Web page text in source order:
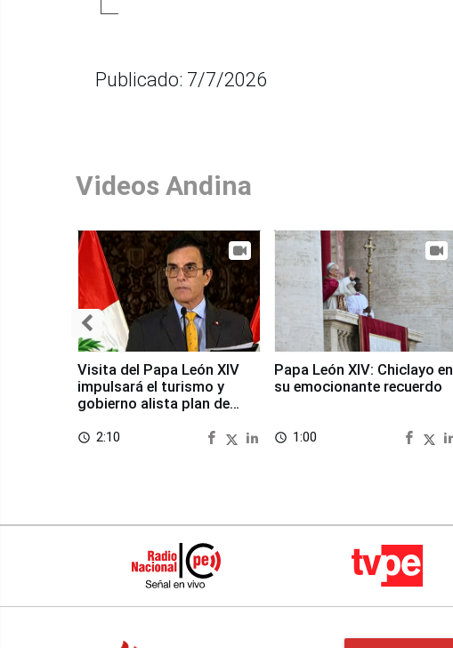
Publicado: 7/7/2026
Videos Andina
Visita del Papa León XIV
impulsará el turismo y
gobierno alista plan de
access_time 2:10
Papa León XIV: Chiclayo en
su emocionante recuerdo
access_time 1:00